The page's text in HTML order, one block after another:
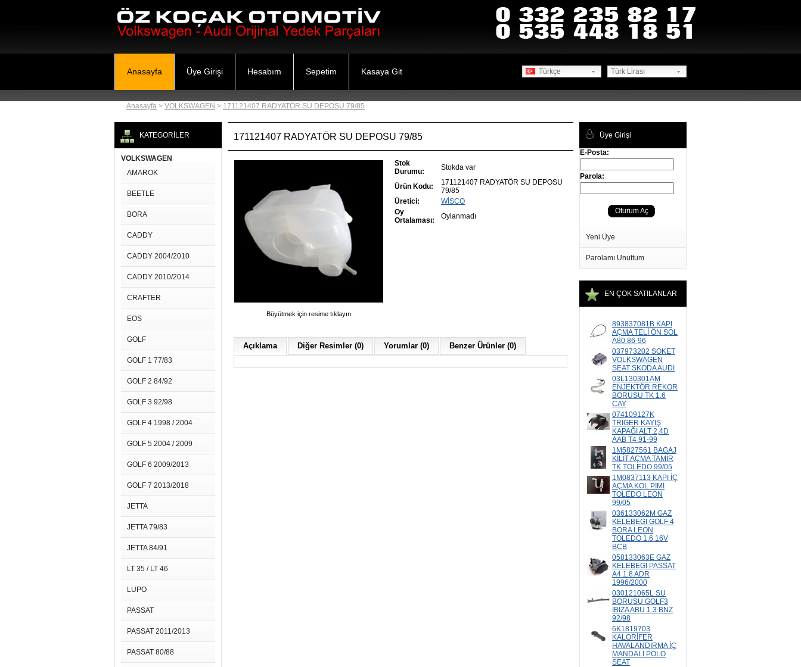
Anasayfa Üye Girişi Hesabım Sepetim Kasaya Git Türk Lirası
Türkçe
Anasayfa > VOLKSWAGEN > 171121407 RADYATÖR SU DEPOSU 79/85
KATEGORİLER
VOLKSWAGEN
AMAROK
BEETLE
BORA
CADDY
CADDY 2004/2010
CADDY 2010/2014
CRAFTER
EOS
GOLF
GOLF 1 77/83
GOLF 2 84/92
GOLF 3 92/98
GOLF 4 1998 / 2004
GOLF 5 2004 / 2009
GOLF 6 2009/2013
GOLF 7 2013/2018
JETTA
JETTA 79/83
JETTA 84/91
LT 35 / LT 46
LUPO
PASSAT
PASSAT 2011/2013
PASSAT 80/88
Üye Girişi
E-Posta:
Parola:
Oturum Aç
Yeni Üye
Parolamı Unuttum
EN ÇOK SATILANLAR
893837081B KAPI
AÇMA TELİ ÖN SOL
A80 86-96
037973202 SOKET
VOLKSWAGEN
SEAT SKODA AUDI
03L130301AM
ENJEKTÖR REKOR
BORUSU TK 1.6
CAY
074109127K
TRİGER KAYIŞ
KAPAĞI ALT 2,4D
AAB T4 91-99
1M5827561 BAGAJ
KİLİT AÇMA TAMİR
TK TOLEDO 99/05
1M0837113 KAPI İÇ
AÇMA KOL PİMİ
TOLEDO LEON
99/05
036133062M GAZ
KELEBEGI GOLF 4
BORA LEON
TOLEDO 1.6 16V
BCB
058133063E GAZ
KELEBEGİ PASSAT
A4 1.8 ADR
1996/2000
030121065L SU
BORUSU GOLF3
İBİZA ABU 1.3 BNZ
92/98
6K1819703
KALORİFER
HAVALANDIRMA İÇ
MANDALI POLO
SEAT
171121407 RADYATÖR SU DEPOSU 79/85
Büyütmek için resime tıklayın
Stok
Durumu:
Stokda var
Ürün Kodu:
171121407 RADYATÖR SU DEPOSU
79/85
Üretici:
WİSCO
Oy
Ortalaması:
Oylanmadı
Açıklama Diğer Resimler (0) Yorumlar (0) Benzer Ürünler (0)